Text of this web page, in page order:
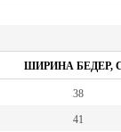
ШИРИНА БЕДЕР,
38
41